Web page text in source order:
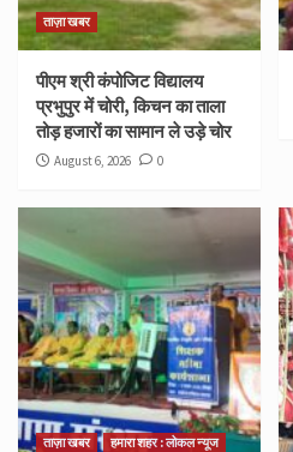
ताज़ा खबर
पीएम श्री कंपोजिट विद्यालय
प्रभुपुर में चोरी, किचन का ताला
तोड़ हजारों का सामान ले उड़े चोर
August 6, 2026 0
ताज़ा खबर हमारा शहर : लोकल न्यूज